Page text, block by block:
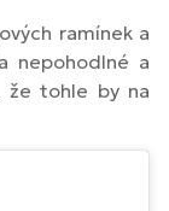
ramínek a
nepohodlné a
že tohle by na